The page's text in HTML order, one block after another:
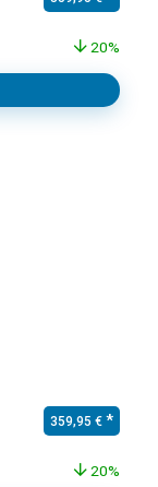
20%
Ursprünglicher
359,95 €
20%